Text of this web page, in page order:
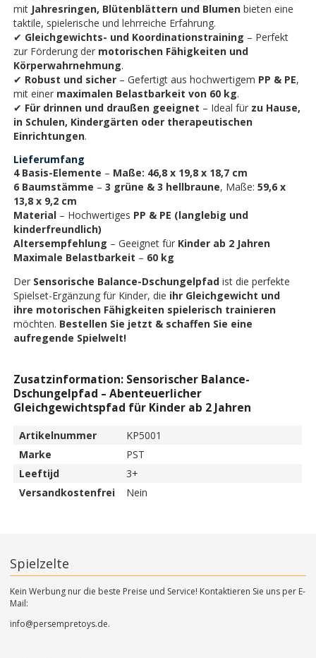
mit Jahresringen, Blütenblättern und Blumen bieten eine
taktile, spielerische und lehrreiche Erfahrung.
✔ Gleichgewichts- und Koordinationstraining – Perfekt
zur Förderung der motorischen Fähigkeiten und
Körperwahrnehmung.
✔ Robust und sicher – Gefertigt aus hochwertigem PP & PE,
mit einer maximalen Belastbarkeit von 60 kg.
✔ Für drinnen und draußen geeignet – Ideal für zu Hause,
in Schulen, Kindergärten oder therapeutischen
Einrichtungen.
Lieferumfang
4 Basis-Elemente – Maße: 46,8 x 19,8 x 18,7 cm
6 Baumstämme –3 grüne & 3 hellbraune, Maße:59,6 x
13,8 x 9,2 cm
Material – Hochwertiges PP & PE (langlebig und
kinderfreundlich)
Altersempfehlung – Geeignet für Kinder ab 2 Jahren
Maximale Belastbarkeit – 60 kg
Der Sensorische Balance-Dschungelpfad ist die perfekte
Spielset-Ergänzung für Kinder, die ihr Gleichgewicht und
ihre motorischen Fähigkeiten spielerisch trainieren
möchten. Bestellen Sie jetzt & schaffen Sie eine
aufregende Spielwelt!
Zusatzinformation: Sensorischer Balance-
Dschungelpfad – Abenteuerlicher
Gleichgewichtspfad für Kinder ab 2 Jahren
Artikelnummer
KP5001
Marke
PST
Leeftijd
3+
Versandkostenfrei
Nein
Spielzelte
Kein Werbung nur die beste Preise und Service! Kontaktieren Sie uns per E-
Mail:
info@persempretoys.de.